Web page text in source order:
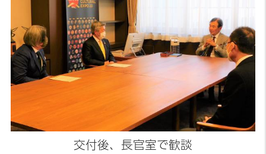
交付後、長官室で歓談